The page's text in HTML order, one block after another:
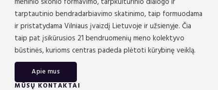
tarptautinio bendradarbiavimo skatinimo, taip formuodama
ir pristatydama Vilniaus įvaizdį Lietuvoje ir užsienyje. Čia
taip pat įsikūrusios 21 bendruomenių meno kolektyvo
būstinės, kurioms centras padeda plėtoti kūrybinę veiklą.
Apie mus
MŪSŲ KONTAKTAI